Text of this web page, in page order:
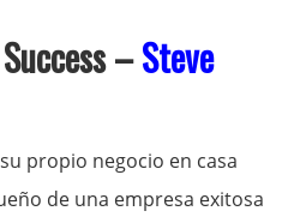
–Steve
propio negocio en casa
de una empresa exitosa